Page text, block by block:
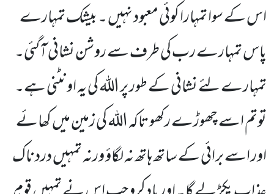
اس کے سوا تمہارا کوئی معبود نہیں ۔ بیشک تمہارے
پاس تمہارے رب کی طرف سے روشن نشانی آگئی۔
تمہارے لئے نشانی کے طور پر اللہ کی یہ اونٹنی ہے۔
توتم اسے چھوڑے رکھو تاکہ اللہ کی زمین میں کھائے
اور اسے برائی کے ساتھ ہاتھ نہ لگاؤ ورنہ تمہیں درد ناک